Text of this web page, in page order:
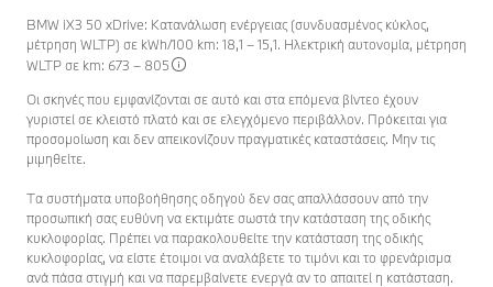
BMW iX3 50 xDrive: Κατανάλωση ενέργειας (συνδυασμένος κύκλος,
μέτρηση WLTP) σε kWh/100 km: 18,1 – 15,1. Ηλεκτρική αυτονομία, μέτρηση
WLTP σε km: 673 – 805
Οι σκηνές που εμφανίζονται σε αυτό και στα επόμενα βίντεο έχουν
γυριστεί σε κλειστό πλατό και σε ελεγχόμενο περιβάλλον. Πρόκειται για
προσομοίωση και δεν απεικονίζουν πραγματικές καταστάσεις. Μην τις
μιμηθείτε.
Τα συστήματα υποβοήθησης οδηγού δεν σας απαλλάσσουν από την
προσωπική σας ευθύνη να εκτιμάτε σωστά την κατάσταση της οδικής
κυκλοφορίας. Πρέπει να παρακολουθείτε την κατάσταση της οδικής
κυκλοφορίας, να είστε έτοιμοι να αναλάβετε το τιμόνι και το φρενάρισμα
ανά πάσα στιγμή και να παρεμβαίνετε ενεργά αν το απαιτεί η κατάσταση.